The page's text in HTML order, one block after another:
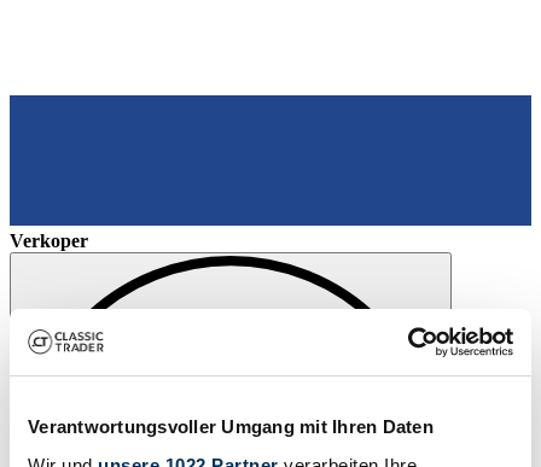
Verantwortungsvoller Umgang mit Ihren Daten
Verkoper